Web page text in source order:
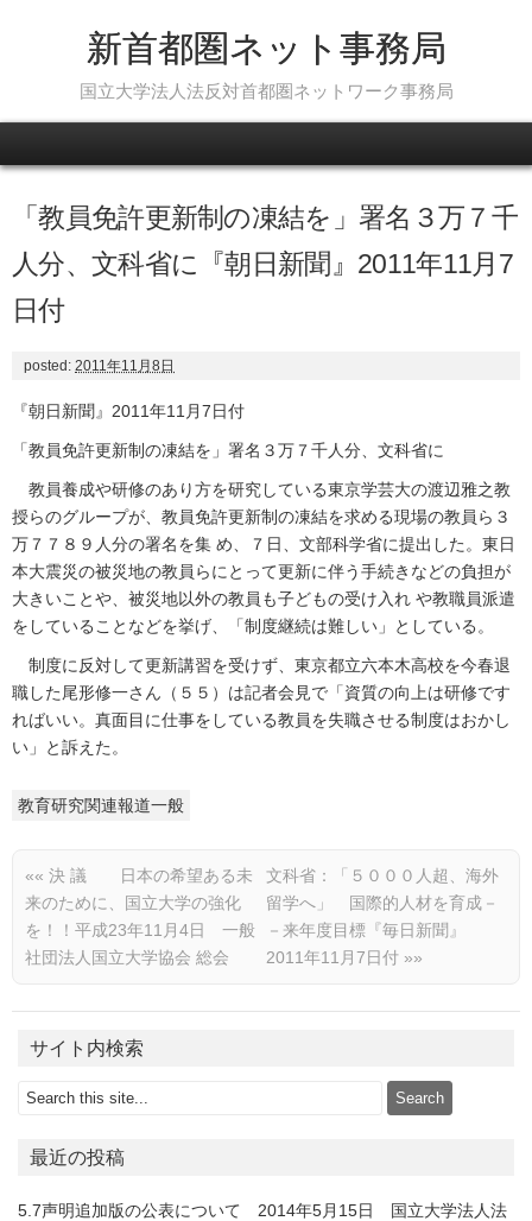
新首都圏ネット事務局
国立大学法人法反対首都圏ネットワーク事務局
「教員免許更新制の凍結を」署名３万７千
人分、文科省に『朝日新聞』2011年11月7
日付
posted: 2011年11月8日
『朝日新聞』2011年11月7日付
「教員免許更新制の凍結を」署名３万７千人分、文科省に
教員養成や研修のあり方を研究している東京学芸大の渡辺雅之教
授らのグループが、教員免許更新制の凍結を求める現場の教員ら３
万７７８９人分の署名を集 め、７日、文部科学省に提出した。東日
本大震災の被災地の教員らにとって更新に伴う手続きなどの負担が
大きいことや、被災地以外の教員も子どもの受け入れ や教職員派遣
をしていることなどを挙げ、「制度継続は難しい」としている。
制度に反対して更新講習を受けず、東京都立六本木高校を今春退
職した尾形修一さん（５５）は記者会見で「資質の向上は研修です
ればいい。真面目に仕事をしている教員を失職させる制度はおかし
い」と訴えた。
教育研究関連報道一般
«« 決 議 日本の希望ある未
来のために、国立大学の強化
を！！平成23年11月4日 一般
社団法人国立大学協会 総会
文科省：「５０００人超、海外
留学へ」 国際的人材を育成－
－来年度目標『毎日新聞』
2011年11月7日付 »»
サイト内検索
最近の投稿
5.7声明追加版の公表について 2014年5月15日 国立大学法人法